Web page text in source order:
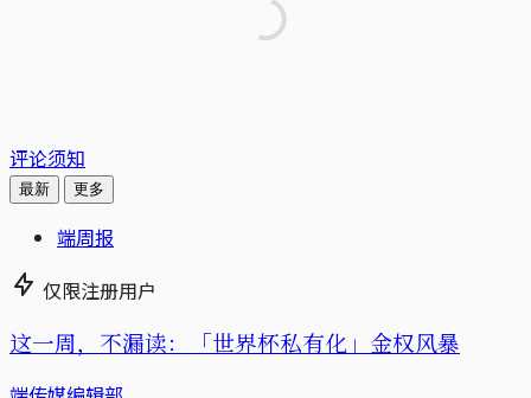
评论须知
最新 更多
端周报
仅限注册用户
这一周，不漏读：「世界杯私有化」金权风暴